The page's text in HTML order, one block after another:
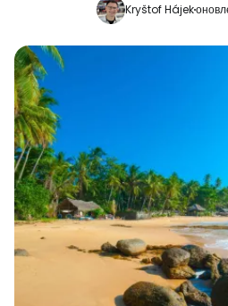
Kryštof Hájek
Продовжуйте